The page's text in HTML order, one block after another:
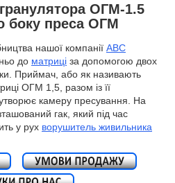
ОГМ-1.5
боку преса ОГМ
нашої компанії ABC
до матриці за допомогою двох
Приймач, або як називають
ОГМ 1,5, разом із її
камеру пресування. На
гак, який під час
у рух ворушитель живильника